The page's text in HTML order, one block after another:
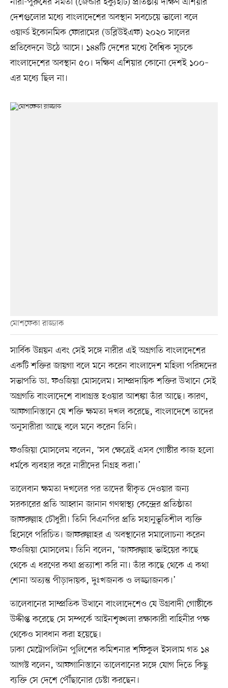
দেশগুলোর মধ্যে বাংলাদেশের অবস্থান সবচেয়ে ভালো বলে
ওয়ার্ল্ড ইকোনমিক ফোরামের (ডব্লিউইএফ) ২০২০ সালের
প্রতিবেদনে উঠে আসে। ১৪৪টি দেশের মধ্যে বৈশ্বিক সূচকে
বাংলাদেশের অবস্থান ৫০। দক্ষিণ এশিয়ার কোনো দেশই ১০০–
এর মধ্যে ছিল না।
মোশফেকা রাজ্জাক
সার্বিক উন্নয়ন এবং সেই সঙ্গে নারীর এই অগ্রগতি বাংলাদেশের
একটি শক্তির জায়গা বলে মনে করেন বাংলাদেশ মহিলা পরিষদের
সভাপতি ডা. ফওজিয়া মোসলেম। সাম্প্রদায়িক শক্তির উত্থানে সেই
অগ্রগতি বাংলাদেশে বাধাগ্রস্ত হওয়ার আশঙ্কা তাঁর আছে। কারণ,
আফগানিস্তানে যে শক্তি ক্ষমতা দখল করেছে, বাংলাদেশে তাদের
অনুসারীরা আছে বলে মনে করেন তিনি।
ফওজিয়া মোসলেম বলেন, ‘সব ক্ষেত্রেই এসব গোষ্ঠীর কাজ হলো
ধর্মকে ব্যবহার করে নারীদের নিগ্রহ করা।’
তালেবান ক্ষমতা দখলের পর তাদের স্বীকৃত দেওয়ার জন্য
সরকারের প্রতি আহ্বান জানান গণস্বাস্থ্য কেন্দ্রের প্রতিষ্ঠাতা
জাফরুল্লাহ চৌধুরী। তিনি বিএনপির প্রতি সহানুভূতিশীল ব্যক্তি
হিসেবে পরিচিত। জাফরুল্লাহর এ অবস্থানের সমালোচনা করেন
ফওজিয়া মোসলেম। তিনি বলেন, ‘জাফরুল্লাহ ভাইয়ের কাছে
থেকে এ ধরণের কথা প্রত্যাশা করি না। তাঁর কাছে থেকে এ কথা
শোনা অত্যন্ত পীড়াদায়ক, দুঃখজনক ও লজ্জাজনক।’
তালেবানের সাম্প্রতিক উত্থানে বাংলাদেশেও যে উগ্রবাদী গোষ্ঠীকে
উদ্দীপ্ত করেছে সে সম্পর্কে আইনশৃঙ্খলা রক্ষাকারী বাহিনীর পক্ষ
থেকেও সাবধান করা হয়েছে।
ঢাকা মেট্রোপলিটন পুলিশের কমিশনার শফিকুল ইসলাম গত ১৪
আগস্ট বলেন, আফগানিস্তানে তালেবানের সঙ্গে যোগ দিতে কিছু
ব্যক্তি সে দেশে পৌঁছানোর চেষ্টা করছেন।